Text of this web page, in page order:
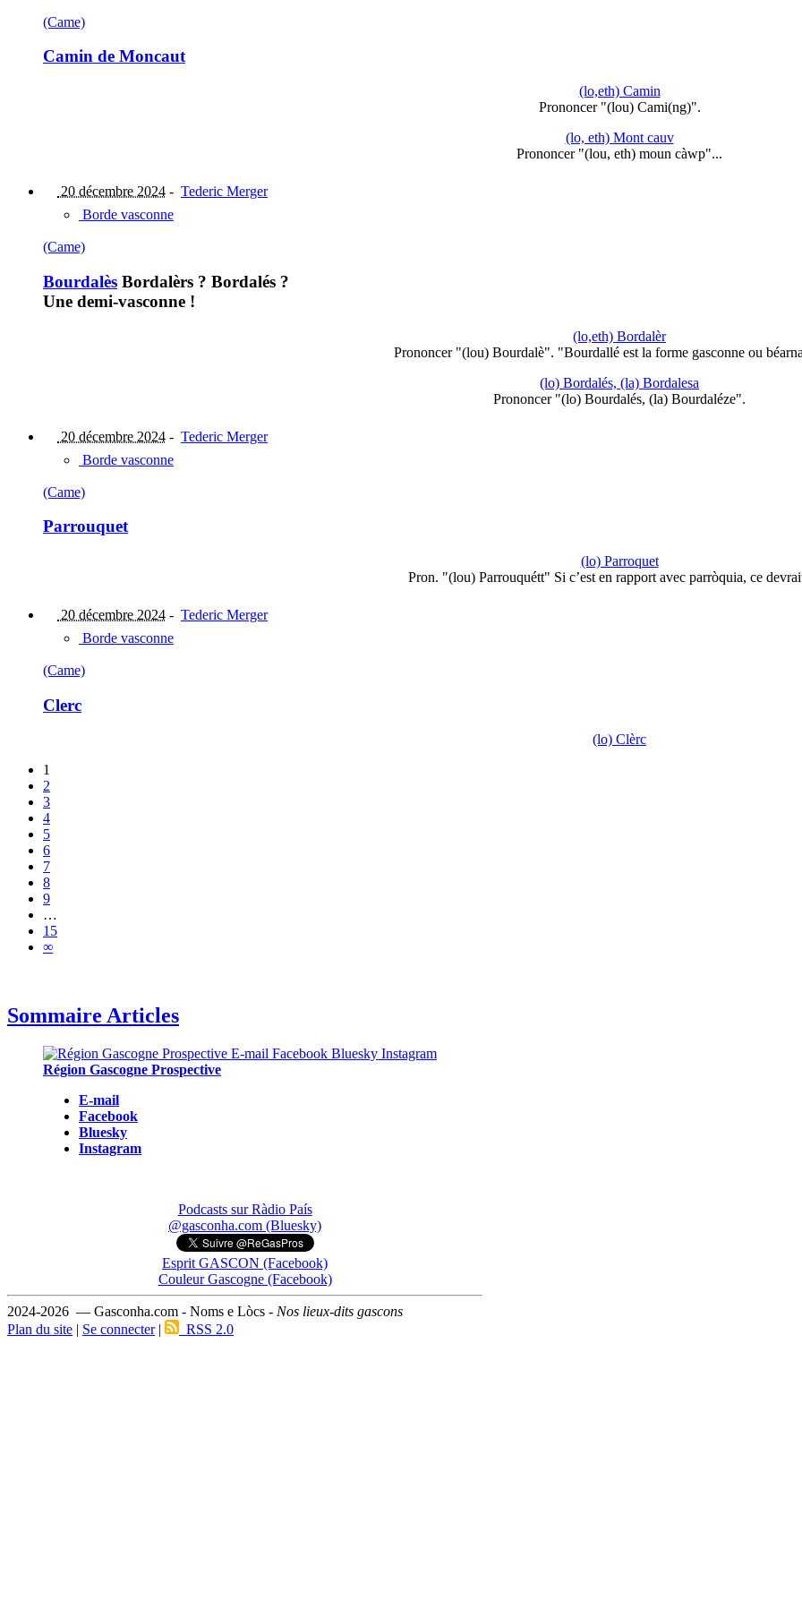
(Came)
Camin de Moncaut
(lo,eth) Camin
Prononcer "(lou) Cami(ng)".
(lo, eth) Mont cauv
Prononcer "(lou, eth) moun càwp"...
20 décembre 2024 - Tederic Merger
Borde vasconne
(Came)
Bourdalès Bordalèrs ? Bordalés ?
Une demi-vasconne !
(lo,eth) Bordalèr
Prononcer "(lou) Bourdalè". "Bourdallé est la forme gasconne ou
(lo) Bordalés, (la) Bordalesa
Prononcer "(lo) Bourdalés, (la) Bourdaléze".
20 décembre 2024 - Tederic Merger
Borde vasconne
(Came)
Parrouquet
(lo) Parroquet
Pron. "(lou) Parrouquétt" Si c’est en rapport avec parròquia, ce
20 décembre 2024 - Tederic Merger
Borde vasconne
(Came)
Clerc
(lo) Clèrc
1
2
3
4
5
6
7
8
9
…
15
∞
Sommaire Articles
Région Gascogne Prospective
E-mail
Facebook
Bluesky
Instagram
Podcasts sur Ràdio País
@gasconha.com (Bluesky)
Esprit GASCON (Facebook)
Couleur Gascogne (Facebook)
2024-2026 — Gasconha.com - Noms e Lòcs - Nos lieux-dits gascons
Plan du site | Se connecter| RSS 2.0